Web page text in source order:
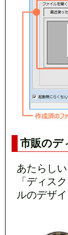
市販のデ
あたらし
「ディス
ルのデザ